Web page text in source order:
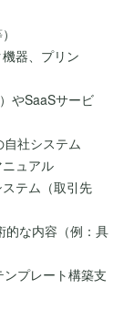
器、プリン
やSaaSサービ
社システム
ュアル
テム（取引先
的な内容（例：具
プレート構築支